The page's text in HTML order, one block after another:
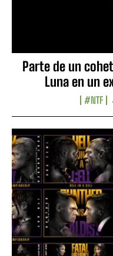
Parte de un
Luna en un
#NTF